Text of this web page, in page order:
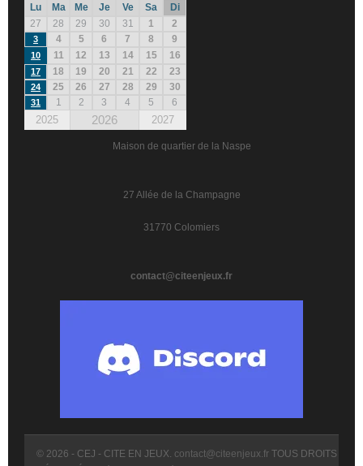
Lu Ma Me Je Ve Sa
Di
27
28 29 30 31 1 2
3 4 5 6 7 8 9
10 11 12 13 14 15 16
17 18 19 20 21 22 23
24 25 26 27 28 29 30
31 1 2 3 4 5 6
2025 2026 2027
Maison de quartier de la Naspe
27 Allée de la Champagne
31770 Colomiers
contact@citeenjeux.fr
© 2026 - CEJ - CITE EN JEUX. contact@citeenjeux.fr TOUS DROITS